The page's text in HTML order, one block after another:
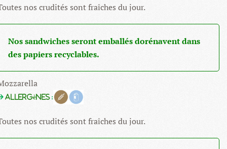
nos crudités sont fraîches du jour.
Nos sandwiches seront emballés dorénavent dans
des papiers recyclables.
Allergènes :
nos crudités sont fraîches du jour.